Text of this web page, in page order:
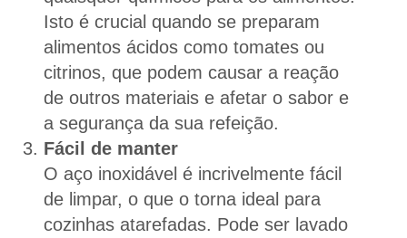
Isto é crucial quando se preparam
alimentos ácidos como tomates ou
citrinos, que podem causar a reação
de outros materiais e afetar o sabor e
a segurança da sua refeição.
Fácil de manter
O aço inoxidável é incrivelmente fácil
de limpar, o que o torna ideal para
cozinhas atarefadas. Pode ser lavado